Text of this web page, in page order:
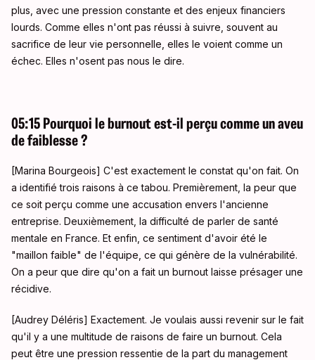
plus, avec une pression constante et des enjeux financiers
lourds. Comme elles n'ont pas réussi à suivre, souvent au
sacrifice de leur vie personnelle, elles le voient comme un
échec. Elles n'osent pas nous le dire.
05:15 Pourquoi le burnout est-il perçu comme un aveu
de faiblesse ?
[Marina Bourgeois] C'est exactement le constat qu'on fait. On
a identifié trois raisons à ce tabou. Premièrement, la peur que
ce soit perçu comme une accusation envers l'ancienne
entreprise. Deuxièmement, la difficulté de parler de santé
mentale en France. Et enfin, ce sentiment d'avoir été le
"maillon faible" de l'équipe, ce qui génère de la vulnérabilité.
On a peur que dire qu'on a fait un burnout laisse présager une
récidive.
[Audrey Déléris] Exactement. Je voulais aussi revenir sur le fait
qu'il y a une multitude de raisons de faire un burnout. Cela
peut être une pression ressentie de la part du management